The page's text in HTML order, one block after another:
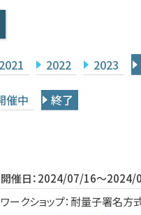
2021 2022 2023
催中 終了
開催日：2024/07/16～2024/
ワークショップ：耐量⼦署名